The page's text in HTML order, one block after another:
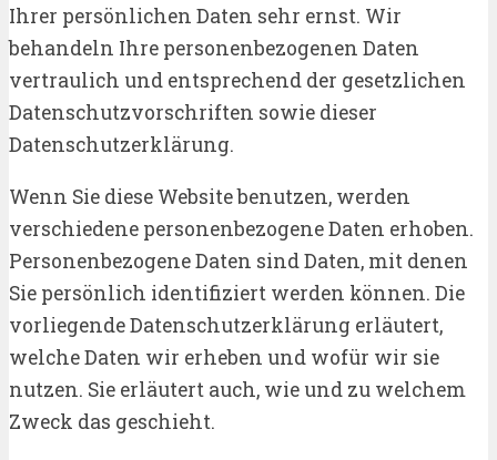
Ihrer persönlichen Daten sehr ernst. Wir
behandeln Ihre personenbezogenen Daten
vertraulich und entsprechend der gesetzlichen
Datenschutzvorschriften sowie dieser
Datenschutzerklärung.
Wenn Sie diese Website benutzen, werden
verschiedene personenbezogene Daten erhoben.
Personenbezogene Daten sind Daten, mit denen
Sie persönlich identifiziert werden können. Die
vorliegende Datenschutzerklärung erläutert,
welche Daten wir erheben und wofür wir sie
nutzen. Sie erläutert auch, wie und zu welchem
Zweck das geschieht.